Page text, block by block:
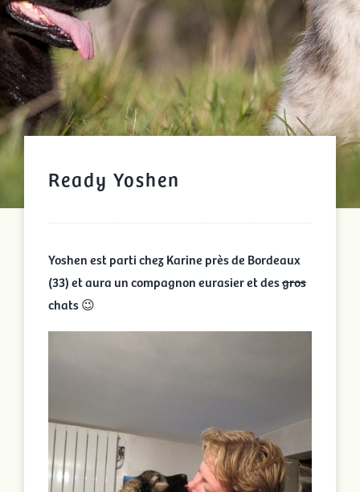
Ready Yoshen
Yoshen est parti chez Karine près de Bordeaux
(33) et aura un compagnon eurasier et desgros
chats 😉